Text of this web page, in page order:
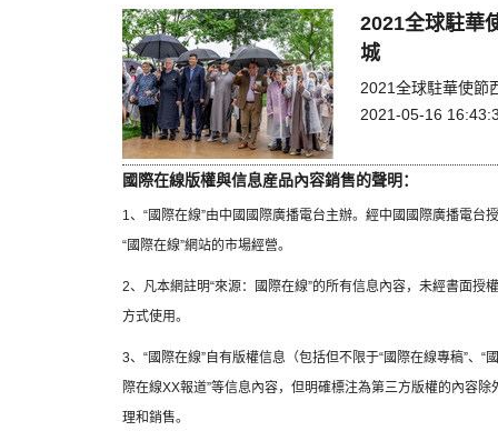
2021全球駐華
城
2021全球駐華使節
2021-05-16
國際在線版權與信息産品內容銷售的聲明：
1、“國際在線”由中國國際廣播電台主辦。經中國國際廣播電
“國際在線”網站的市場經營。
2、凡本網註明“來源：國際在線”的所有信息內容，未經書面
方式使用。
3、“國際在線”自有版權信息（包括但不限于“國際在線專稿”、“
際在線XX報道”等信息內容，但明確標注為第三方版權的內容
理和銷售。